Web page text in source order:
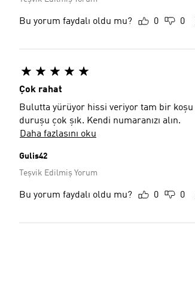
Bu yorum faydalı oldu mu? 0 0
Çok rahat
Bulutta yürüyor hissi veriyor tam bir koşu
duruşu çok şık. Kendi numaranızı alın.
Daha fazlasını oku
Gulis42
Teşvik Edilmiş Yorum
Bu yorum faydalı oldu mu? 0 0